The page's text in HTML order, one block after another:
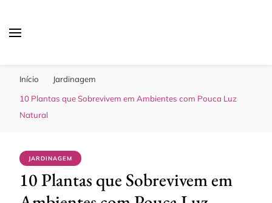
Início
Jardinagem
10 Plantas que Sobrevivem em Ambientes com Pouca Luz
Natural
JARDINAGEM
10 Plantas que Sobrevivem em